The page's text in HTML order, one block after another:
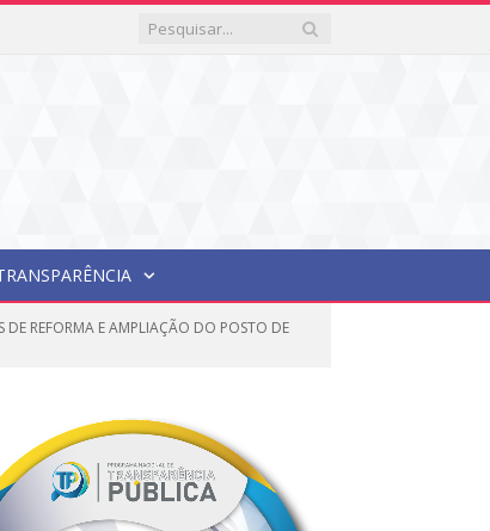
DE REFORMA E AMPLIAÇÃO DO POSTO DE